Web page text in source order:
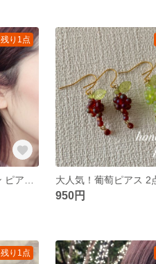
残り1点
950円
残り1点